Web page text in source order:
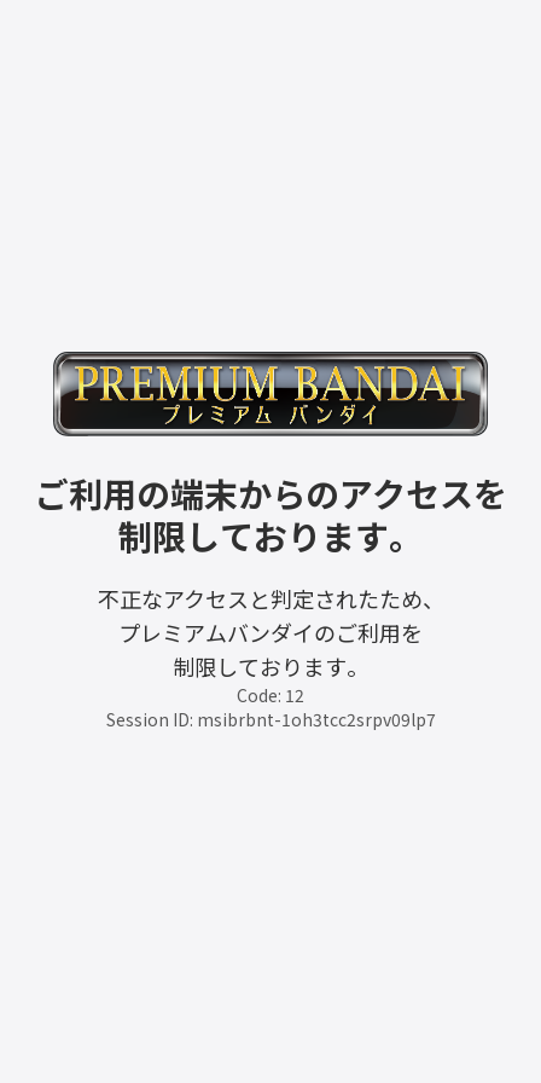
ご利用の端末からのアクセスを
制限しております。
不正なアクセスと判定されたため、
プレミアムバンダイのご利用を
制限しております。
Code: 12
Session ID: msibrbnt-1oh3tcc2srpv09lp7